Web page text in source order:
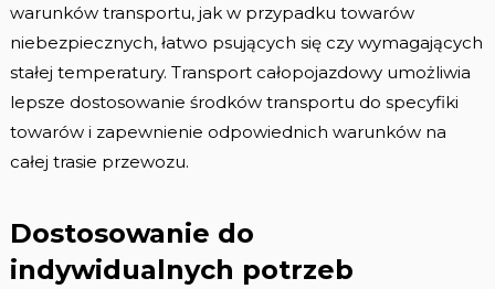
warunków transportu, jak w przypadku towarów
niebezpiecznych, łatwo psujących się czy wymagających
stałej temperatury. Transport całopojazdowy umożliwia
lepsze dostosowanie środków transportu do specyfiki
towarów i zapewnienie odpowiednich warunków na
całej trasie przewozu.
Dostosowanie do
indywidualnych potrzeb